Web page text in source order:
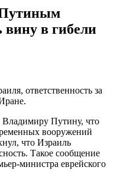
Путиным
вину в гибели
ответственность за
Владимиру Путину, что
вооружений
что Израиль
Такое сообщение
министра еврейского